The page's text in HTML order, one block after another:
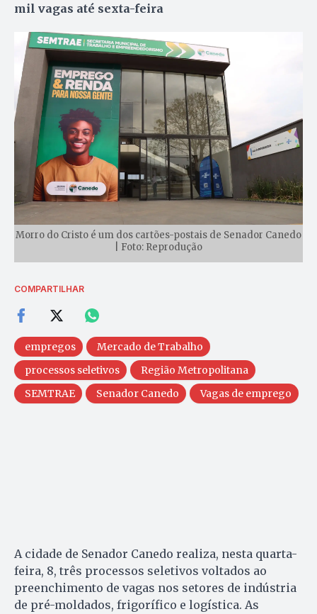
mil vagas até sexta-feira
Morro do Cristo é um dos cartões-postais de Senador Canedo
| Foto: Reprodução
COMPARTILHAR
empregos
Mercado de Trabalho
processos seletivos
Região Metropolitana
SEMTRAE
Senador Canedo Vagas de emprego
A cidade de Senador Canedo realiza, nesta quarta-
feira, 8, três processos seletivos voltados ao
preenchimento de vagas nos setores de indústria
de pré-moldados, frigorífico e logística. As